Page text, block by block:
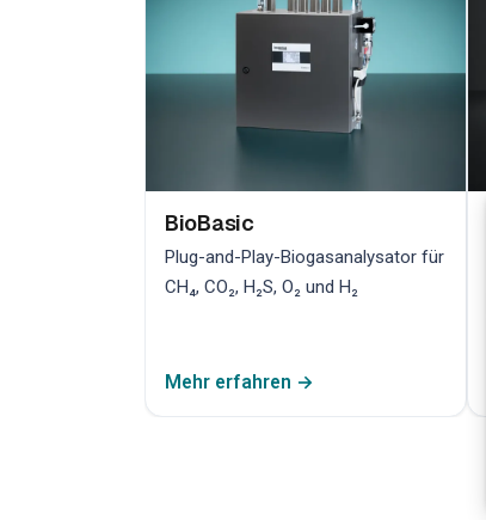
BioBasic
Plug-and-Play-Biogasanalysator für
CH₄, CO₂, H₂S, O₂ und H₂
Mehr erfahren →